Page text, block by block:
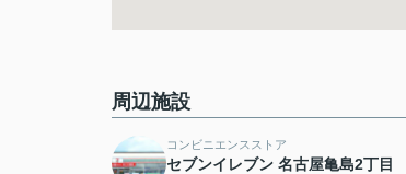
周辺施設
コンビニエンスストア
セブンイレブン 名古屋亀島2丁目